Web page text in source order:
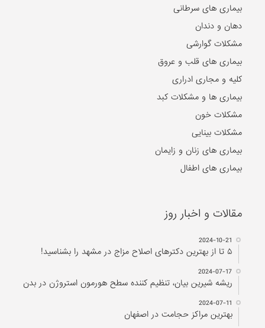
بیماری های سرطانی
دهان و دندان
مشکلات گوارشی
بیماری های قلب و عروق
کلیه و مجاری ادراری
بیماری ها و مشکلات کبد
مشکلات خون
مشکلات بینایی
بیماری های زنان و زایمان
بیماری های اطفال
مقالات و اخبار روز
2024-10-21
۵ تا از بهترین دکتر‌های اصلاح مزاج در مشهد را بشناسید!
2024-07-17
ریشه شیرین بیان، تنظیم کننده سطح هورمون استروژن در بدن
2024-07-11
بهترین مراکز حجامت در اصفهان